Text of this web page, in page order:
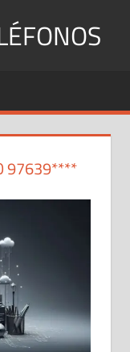
97639****